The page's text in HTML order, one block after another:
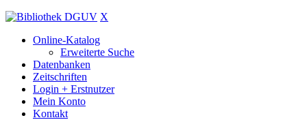
X
Online-Katalog
Erweiterte Suche
Datenbanken
Zeitschriften
Login + Erstnutzer
Mein Konto
Kontakt